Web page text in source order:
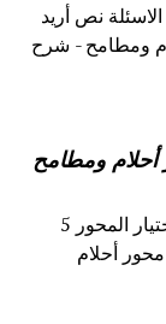
نص أريد
محور أحلام ومطامح - شرح
ومطامح
شرح نص اختيار مع الاجابة عن الاسئلة نص اختيار المحور 5
أحلام